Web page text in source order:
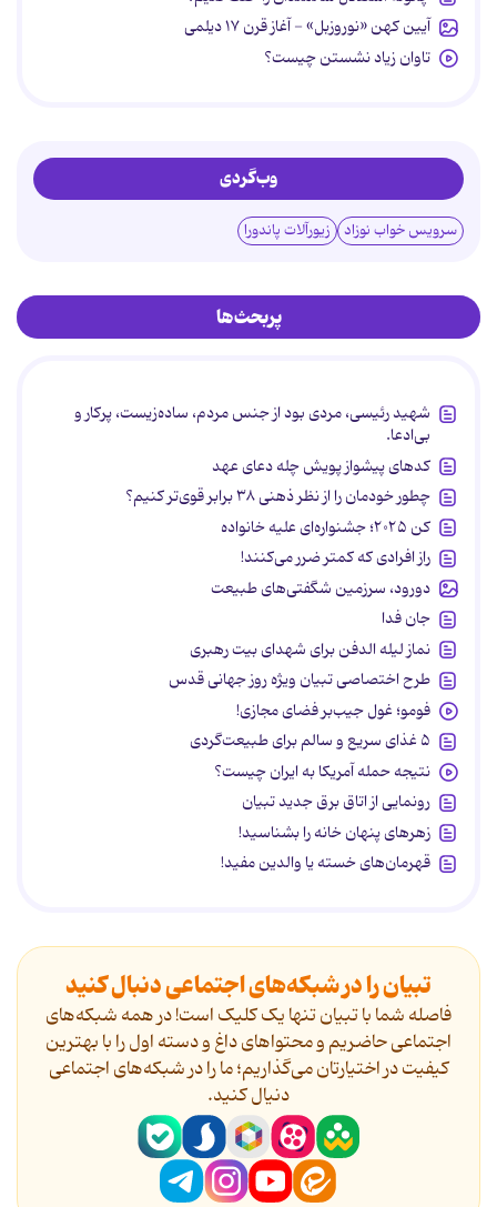
آیین کهن «نوروزبل» - آغاز قرن ۱۷ دیلمی
تاوان زیاد نشستن چیست؟
وب‌گردی
سرویس خواب نوزاد زیورآلات پاندورا
پربحث‌ها
شهید رئیسی، مردی بود از جنس مردم، ساده‌زیست، پرکار و
بی‌ادعا.
کدهای پیشواز پویش چله دعای عهد
چطور خودمان را از نظر ذهنی ۳۸ برابر قوی‌تر کنیم؟
کن ۲۰۲۵؛ جشنواره‌ای علیه خانواده
راز افرادی که کمتر ضرر می‌کنند!
دورود، سرزمین شگفتی‌های طبیعت
جان فدا
نماز لیله الدفن برای شهدای بیت رهبری
طرح اختصاصی تبیان ویژه روز جهانی قدس
فومو؛ غول جیب‌بر فضای مجازی!
۵ غذای سریع و سالم برای طبیعت‌گردی
نتیجه حمله آمریکا به ایران چیست؟
رونمایی از اتاق برق جدید تبیان
زهرهای پنهان خانه را بشناسید!
قهرمان‌های خسته یا والدین مفید!
تبیان را در شبکه‌های اجتماعی دنبال کنید
فاصله شما با تبیان تنها یک کلیک است! در همه شبکه‌های
اجتماعی حاضریم و محتواهای داغ و دسته اول را با بهترین
کیفیت در اختیارتان می‌گذاریم؛ ما را در شبکه‌های اجتماعی
دنیال کنید.